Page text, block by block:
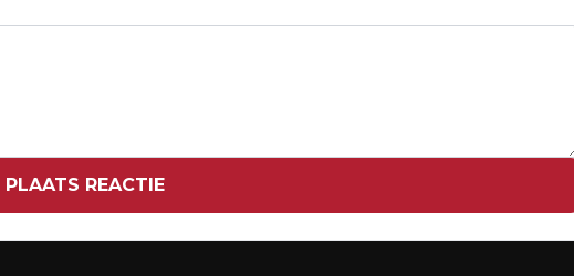
MOGELIJK REGEN TIJDENS
PLAATS REACTIE